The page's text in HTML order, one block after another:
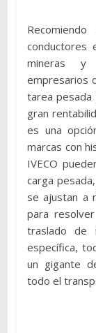
conductores
mineras y
empresarios
tarea pesada
gran
es una
marcas con
IVECO
carga
se ajustan a
para
traslado de
específica,
un gigante
todo el